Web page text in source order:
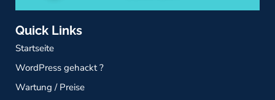
Quick Links
Startseite
WordPress gehackt ?
Wartung / Preise